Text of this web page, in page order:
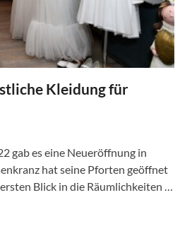
Kleidung für
gab es eine Neueröffnung in
hat seine Pforten geöffnet
Blick in die Räumlichkeiten …